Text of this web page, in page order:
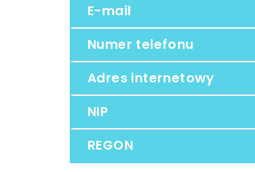
E-mail
Numer telefonu
Adres internetowy
NIP
REGON